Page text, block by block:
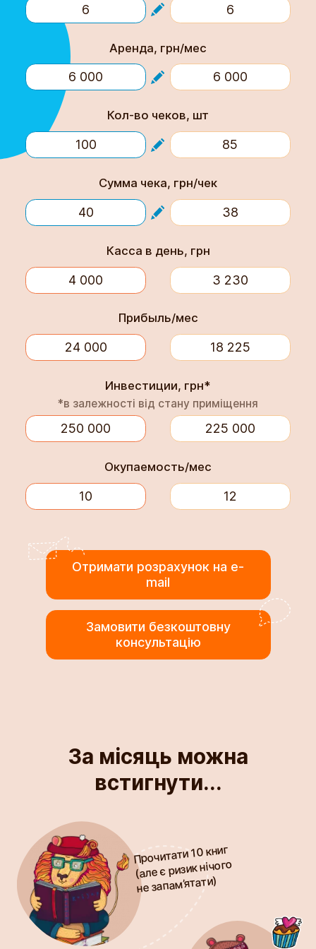
Аренда, грн/мес
Кол-во чеков, шт
Сумма чека, грн/чек
Касса в день, грн
Прибыль/мес
Инвестиции, грн*
*в залежності від стану приміщення
Окупаемость/мес
Отримати розрахунок на e-
mail
Замовити безкоштовну
консультацію
За місяць можна
встигнути...
Прочитати 10 книг
(але є ризик нічого
не запам’ятати)